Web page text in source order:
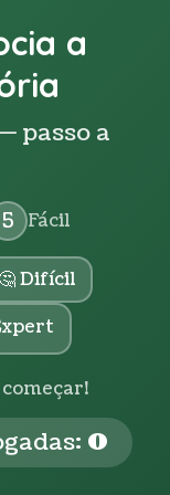
a
passo a
5 Fácil
🤔 Difícil
0